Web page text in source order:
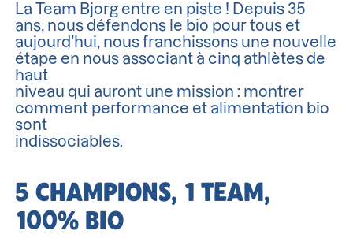
La Team Bjorg entre en piste ! Depuis 35
ans, nous défendons le bio pour tous et
aujourd’hui, nous franchissons une nouvelle
étape en nous associant à cinq athlètes de
haut
niveau qui auront une mission : montrer
comment performance et alimentation bio
sont
indissociables.
5 CHAMPIONS, 1 TEAM,
100% BIO